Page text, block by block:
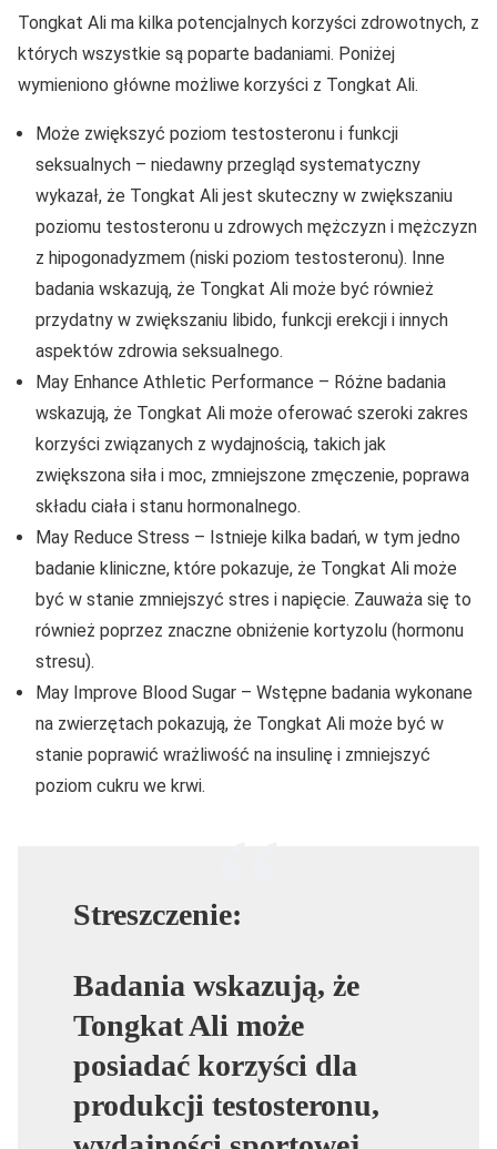
Tongkat Ali ma kilka potencjalnych korzyści zdrowotnych, z
których wszystkie są poparte badaniami. Poniżej
wymieniono główne możliwe korzyści z Tongkat Ali.
Może zwiększyć poziom testosteronu i funkcji
seksualnych – niedawny przegląd systematyczny
wykazał, że Tongkat Ali jest skuteczny w zwiększaniu
poziomu testosteronu u zdrowych mężczyzn i mężczyzn
z hipogonadyzmem (niski poziom testosteronu). Inne
badania wskazują, że Tongkat Ali może być również
przydatny w zwiększaniu libido, funkcji erekcji i innych
aspektów zdrowia seksualnego.
May Enhance Athletic Performance – Różne badania
wskazują, że Tongkat Ali może oferować szeroki zakres
korzyści związanych z wydajnością, takich jak
zwiększona siła i moc, zmniejszone zmęczenie, poprawa
składu ciała i stanu hormonalnego.
May Reduce Stress – Istnieje kilka badań, w tym jedno
badanie kliniczne, które pokazuje, że Tongkat Ali może
być w stanie zmniejszyć stres i napięcie. Zauważa się to
również poprzez znaczne obniżenie kortyzolu (hormonu
stresu).
May Improve Blood Sugar – Wstępne badania wykonane
na zwierzętach pokazują, że Tongkat Ali może być w
stanie poprawić wrażliwość na insulinę i zmniejszyć
poziom cukru we krwi.
Streszczenie:
Badania wskazują, że
Tongkat Ali może
posiadać korzyści dla
produkcji testosteronu,